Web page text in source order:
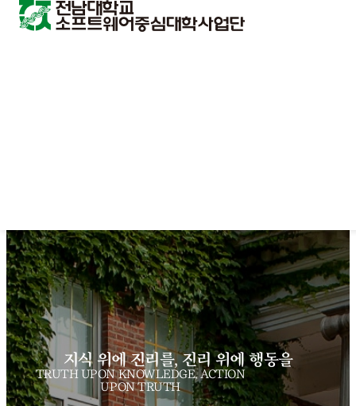
지식 위에 진리를, 진리 위에 행동을
TRUTH UPON KNOWLEDGE, ACTION
UPON TRUTH